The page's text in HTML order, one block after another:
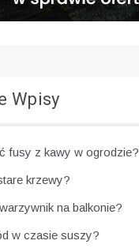
Wpisy
fusy z kawy w ogrodzie?
krzewy?
na balkonie?
w czasie suszy?